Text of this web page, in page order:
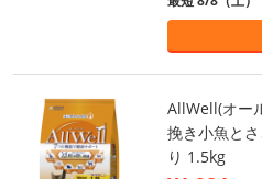
AllWell(オー
挽き小魚と
り 1.5kg